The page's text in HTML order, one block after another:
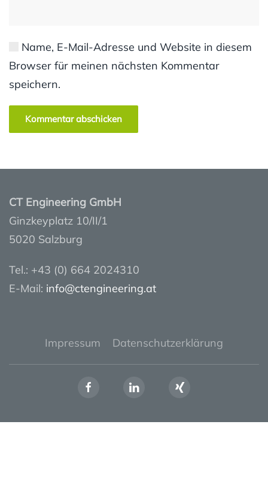
Name, E-Mail-Adresse und Website in diesem
Browser für meinen nächsten Kommentar
speichern.
Kommentar abschicken
CT Engineering GmbH
Ginzkeyplatz 10/II/1
5020 Salzburg
Tel.: +43 (0) 664 2024310
E-Mail: info@ctengineering.at
Impressum Datenschutzerklärung